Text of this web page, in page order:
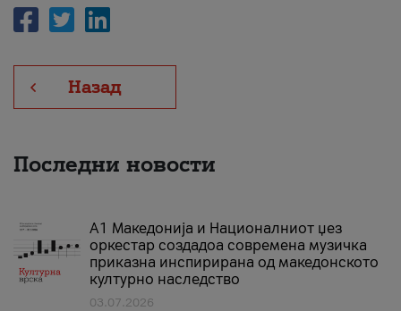
Назад
Последни новости
А1 Македонија и Националниот џез
оркестар создадоа современа музичка
приказна инспирирана од македонското
културно наследство
03.07.2026